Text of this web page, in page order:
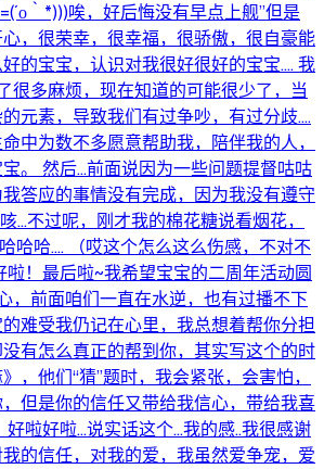
｀*)))唉，好后悔没有早点上舰”但是
，很荣幸，很幸福，很骄傲，很自豪能
的宝宝，认识对我很好很好的宝宝.... 我
很多麻烦，现在知道的可能很少了，当
元素，导致我们有过争吵，有过分歧....
中为数不多愿意帮助我，陪伴我的人，
。 然后...前面说因为一些问题提督咕咕
答应的事情没有完成，因为我没有遵守
...不过呢，刚才我的棉花糖说看烟花，
哈哈.... （哎这个怎么这么伤感，不对不
啦！最后啦~我希望宝宝的二周年活动圆
，前面咱们一直在水逆，也有过播不下
难受我仍记在心里，我总想着帮你分担
有怎么真正的帮到你，其实写这个的时
，他们“猜”题时，我会紧张，会害怕，
但是你的信任又带给我信心，带给我喜
啦好啦...说实话这个...我的感..我很感谢
的信任，对我的爱，我虽然爱争宠，爱